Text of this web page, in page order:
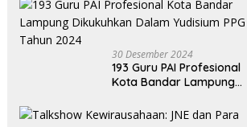
Lampung Selatan
30 Desember 2024
193 Guru PAI Profesional
Kota Bandar Lampung
Yudisium PPG Tahun 2024